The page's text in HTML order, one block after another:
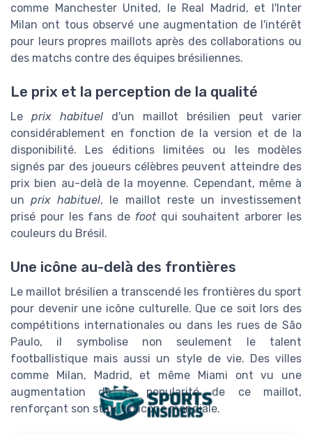
comme Manchester United, le Real Madrid, et l'Inter
Milan ont tous observé une augmentation de l'intérêt
pour leurs propres maillots après des collaborations ou
des matchs contre des équipes brésiliennes.
Le prix et la perception de la qualité
Le prix habituel d'un maillot brésilien peut varier
considérablement en fonction de la version et de la
disponibilité. Les éditions limitées ou les modèles
signés par des joueurs célèbres peuvent atteindre des
prix bien au-delà de la moyenne. Cependant, même à
unprix habituel, le maillot reste un investissement
prisé pour les fans de footqui souhaitent arborer les
couleurs du Brésil.
Une icône au-delà des frontières
Le maillot brésilien a transcendé les frontières du sport
pour devenir une icône culturelle. Que ce soit lors des
compétitions internationales ou dans les rues de São
Paulo, il symbolise non seulement le talent
footballistique mais aussi un style de vie. Des villes
comme Milan, Madrid, et même Miami ont vu une
augmentation de la popularité de ce maillot,
renforçant son statut d'icône mondiale.